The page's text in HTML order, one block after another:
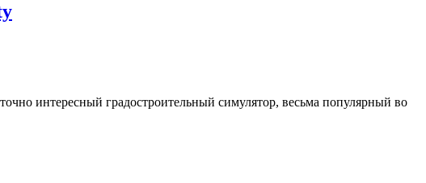
интересный градостроительный симулятор, весьма популярный во